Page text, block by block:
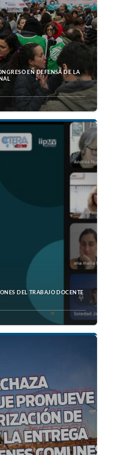
EN DEFENSA DE LA
DEL TRABAJO DOCENTE